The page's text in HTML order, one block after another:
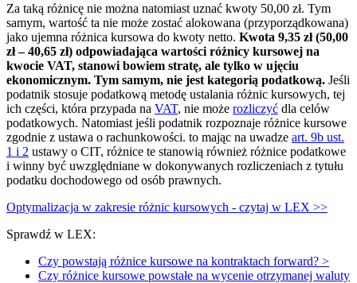
Za taką różnicę nie można natomiast uznać kwoty 50,00 zł. Tym
samym, wartość ta nie może zostać alokowana (przyporządkowana)
jako ujemna różnica kursowa do kwoty netto. Kwota 9,35 zł (50,00
zł – 40,65 zł) odpowiadająca wartości różnicy kursowej na
kwocie VAT, stanowi bowiem stratę, ale tylko w ujęciu
ekonomicznym. Tym samym, nie jest kategorią podatkową. Jeśli
podatnik stosuje podatkową metodę ustalania różnic kursowych, tej
ich części, która przypada na VAT, nie może rozliczyć dla celów
podatkowych. Natomiast jeśli podatnik rozpoznaje różnice kursowe
zgodnie z ustawa o rachunkowości. to mając na uwadze art. 9b ust.
1 i 2 ustawy o CIT, różnice te stanowią również różnice podatkowe
i winny być uwzględniane w dokonywanych rozliczeniach z tytułu
podatku dochodowego od osób prawnych.
Optymalizacja w zakresie różnic kursowych - czytaj w LEX >>
Sprawdź w LEX:
Czy powstają różnice kursowe na kontraktach forward? >
Czy różnice kursowe powstałe na wycenie otrzymanej waluty